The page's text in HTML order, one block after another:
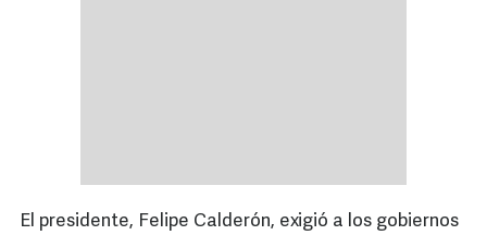
El presidente, Felipe Calderón, exigió a los gobiernos